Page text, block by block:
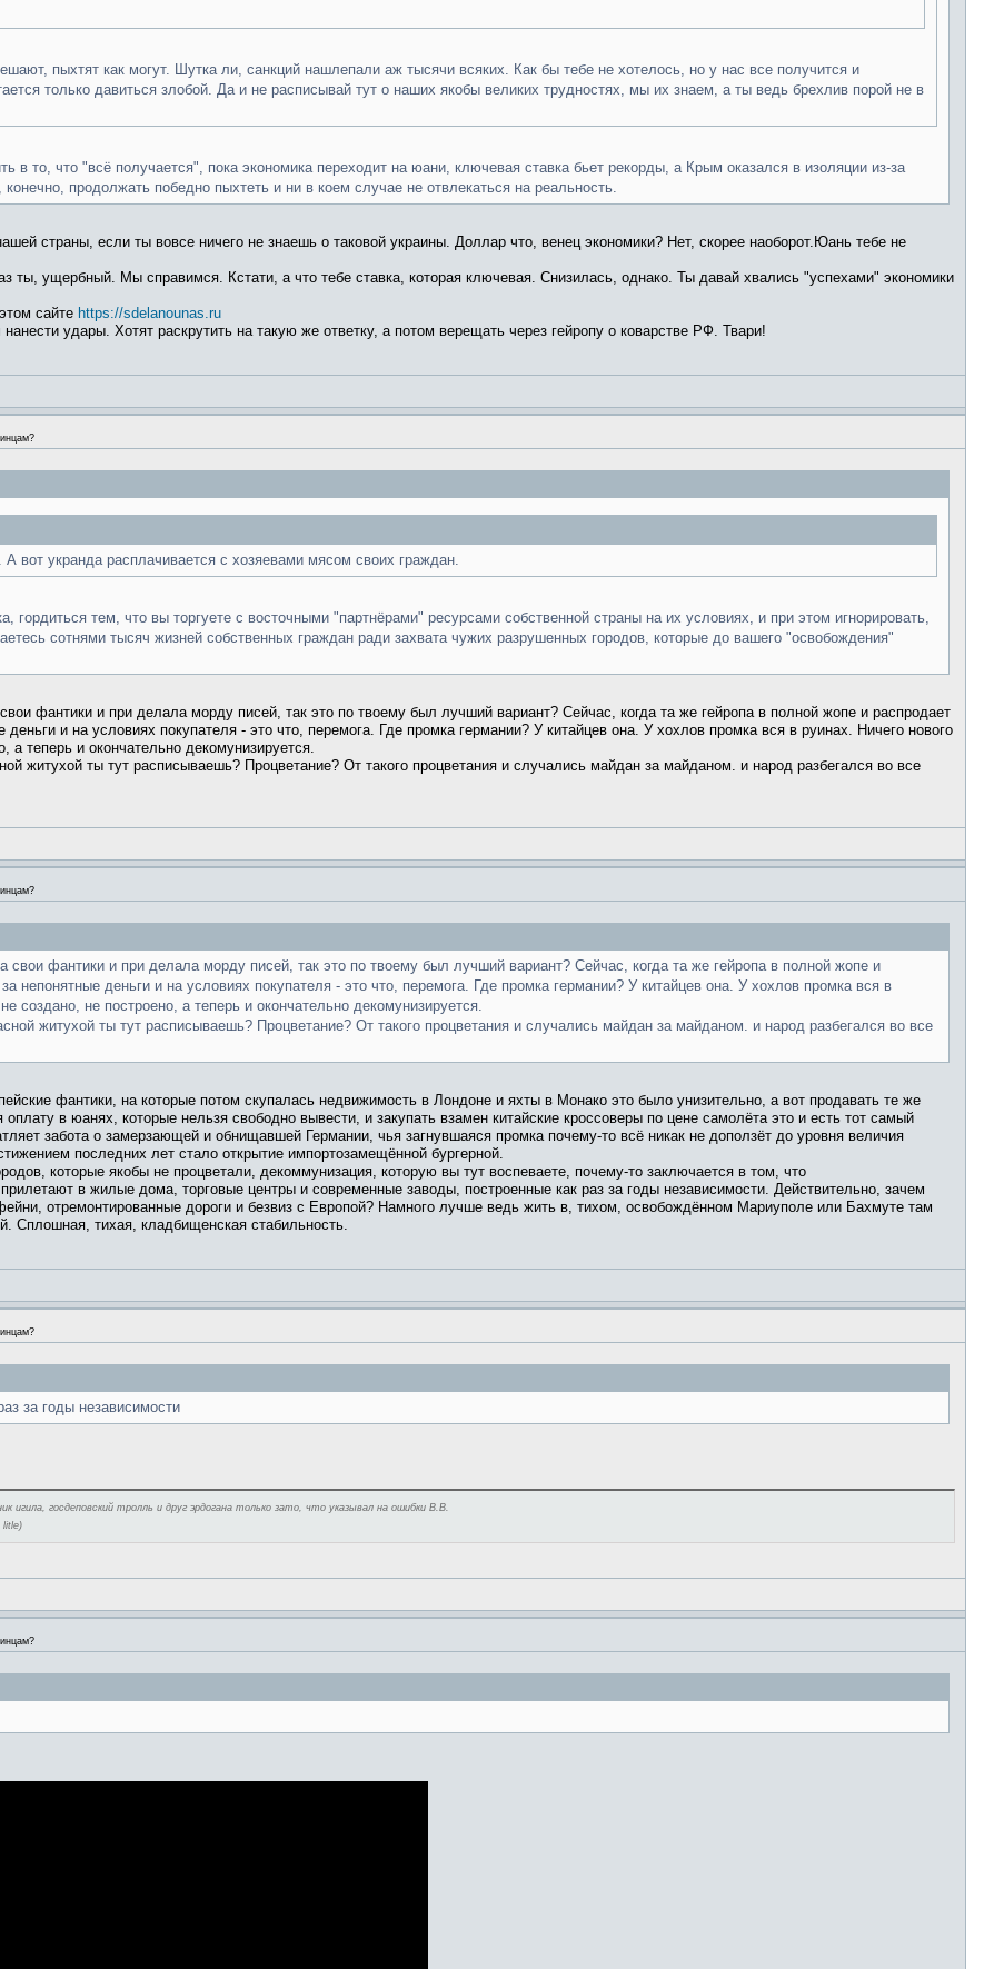
пыхтят как могут. Шутка ли, санкций нашлепали аж тысячи всяких. Как бы тебе не хотелось, но у нас все получится и
только давиться злобой. Да и не расписывай тут о наших якобы великих трудностях, мы их знаем, а ты ведь брехлив порой не в
в то, что "всё получается", пока экономика переходит на юани, ключевая ставка бьет рекорды, а Крым оказался в изоляции из-за
продолжать победно пыхтеть и ни в коем случае не отвлекаться на реальность.
страны, если ты вовсе ничего не знаешь о таковой украины. Доллар что, венец экономики? Нет, скорее наоборот.Юань тебе не
ты, ущербный. Мы справимся. Кстати, а что тебе ставка, которая ключевая. Снизилась, однако. Ты давай хвались "успехами" экономики
сайте https://sdelanounas.ru
удары. Хотят раскрутить на такую же ответку, а потом верещать через гейропу о коварстве РФ. Твари!
вот укранда расплачивается с хозяевами мясом своих граждан.
гордиться тем, что вы торгуете с восточными "партнёрами" ресурсами собственной страны на их условиях, и при этом игнорировать,
сотнями тысяч жизней собственных граждан ради захвата чужих разрушенных городов, которые до вашего "освобождения"
фантики и при делала морду писей, так это по твоему был лучший вариант? Сейчас, когда та же гейропа в полной жопе и распродает
и на условиях покупателя - это что, перемога. Где промка германии? У китайцев она. У хохлов промка вся в руинах. Ничего нового
теперь и окончательно декомунизируется.
житухой ты тут расписываешь? Процветание? От такого процветания и случались майдан за майданом. и народ разбегался во все
свои фантики и при делала морду писей, так это по твоему был лучший вариант? Сейчас, когда та же гейропа в полной жопе и
непонятные деньги и на условиях покупателя - это что, перемога. Где промка германии? У китайцев она. У хохлов промка вся в
создано, не построено, а теперь и окончательно декомунизируется.
житухой ты тут расписываешь? Процветание? От такого процветания и случались майдан за майданом. и народ разбегался во все
фантики, на которые потом скупалась недвижимость в Лондоне и яхты в Монако это было унизительно, а вот продавать те же
в юанях, которые нельзя свободно вывести, и закупать взамен китайские кроссоверы по цене самолёта это и есть тот самый
забота о замерзающей и обнищавшей Германии, чья загнувшаяся промка почему-то всё никак не доползёт до уровня величия
последних лет стало открытие импортозамещённой бургерной.
которые якобы не процветали, декоммунизация, которую вы тут воспеваете, почему-то заключается в том, что
в жилые дома, торговые центры и современные заводы, построенные как раз за годы независимости. Действительно, зачем
отремонтированные дороги и безвиз с Европой? Намного лучше ведь жить в, тихом, освобождённом Мариуполе или Бахмуте там
Сплошная, тихая, кладбищенская стабильность.
за годы независимости
игила, госдеповский тролль и друг эрдогана только зато, что указывал на ошибки В.В.
litle)